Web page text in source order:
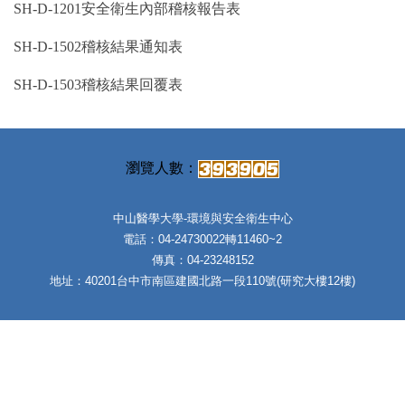
SH-D-1201安全衛生內部稽核報告表
SH-D-1502稽核結果通知表
SH-D-1503稽核結果回覆表
中山醫學大學-環境與安全衛生中心
電話：04-24730022轉11460~2
傳真：04-23248152
地址：40201台中市南區建國北路一段110號(研究大樓12樓)